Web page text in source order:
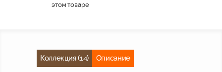
этом товаре
Коллекция (14) Описание